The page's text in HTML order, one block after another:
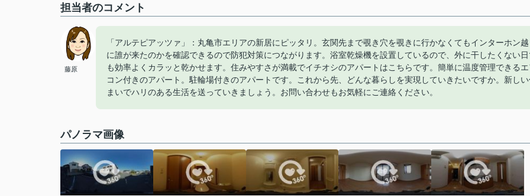
担当者のコメント
藤原
「アルテピアッツァ」：丸亀市エリアの新居にピッタリ。玄関先まで覗き穴を覗きに行かなくてもインターホン
に誰が来たのかを確認できるので防犯対策につながります。浴室乾燥機を設置しているので、外に干したくない
も効率よくカラッと乾かせます。住みやすさが満載でイチオシのアパートはこちらです。簡単に温度管理できる
コン付きのアパート。駐輪場付きのアパートです。これから先、どんな暮らしを実現していきたいですか。新し
まいでハリのある生活を送っていきましょう。お問い合わせもお気軽にご連絡ください。
パノラマ画像